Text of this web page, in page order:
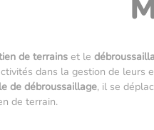
de terrainset le
dans la gestion de leurs
de débroussaillage, il se
de terrain.